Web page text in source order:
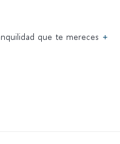
que te mereces +